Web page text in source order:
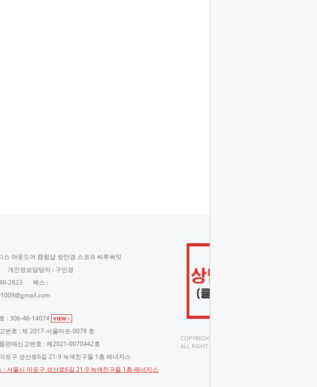
스 아웃도어 캠핑샵 쌍안경 스코프 씨투써밋
개인정보담당자 : 구민경
2823
팩스 :
: 306-46-14074 VIEW
번호 : 제 2017-서울마포-0078 호
판매신고번호 : 제2021-0070442호
포구 성산로6길 21-9 녹색친구들 1층 레너지스
: 서울시 마포구 성산로6길 21-9 녹색친구들 1층 레너지스
COPYRIGHT(C).
ALL RIGHT RESERVED.